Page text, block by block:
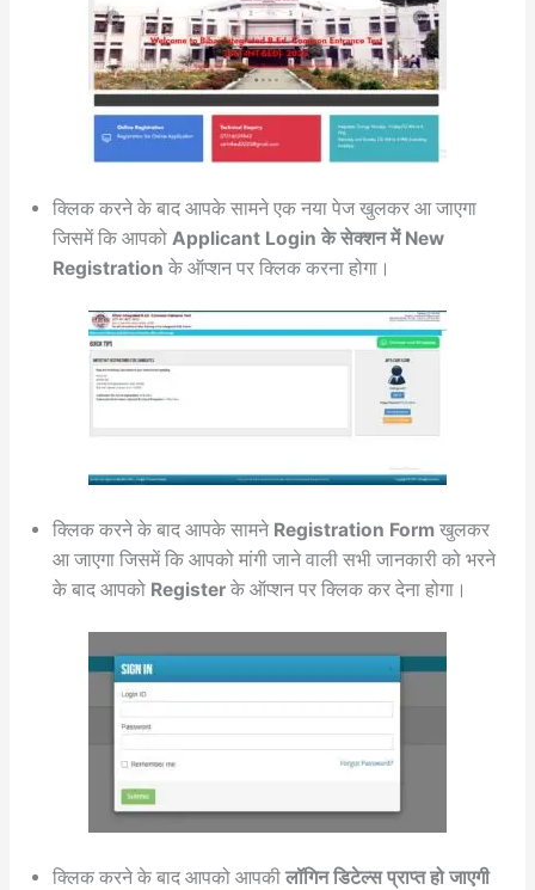
क्लिक करने के बाद आपके सामने एक नया पेज खुलकर आ जाएगा
जिसमें कि आपको Applicant Login के सेक्शन में New
Registration के ऑप्शन पर क्लिक करना होगा।
क्लिक करने के बाद आपके सामने Registration Formखुलकर
आ जाएगा जिसमें कि आपको मांगी जाने वाली सभी जानकारी को भरने
के बाद आपको Registerके ऑप्शन पर क्लिक कर देना होगा।
क्लिक करने के बाद आपको आपकी लॉगिन डिटेल्स प्राप्त हो जाएगी